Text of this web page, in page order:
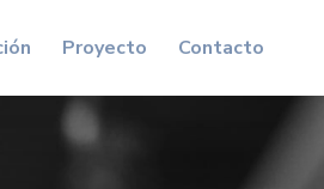
Proyecto Contacto